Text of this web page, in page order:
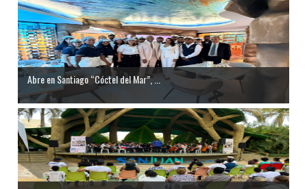
Abre en Santiago “Cóctel del Mar”, ...